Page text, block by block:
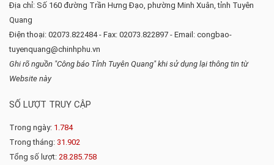
Địa chỉ: Số 160 đường Trần Hưng Đạo, phường Minh Xuân, tỉnh Tuyên
Quang
Điện thoại: 02073.822484 - Fax: 02073.822897 - Email: congbao-
tuyenquang@chinhphu.vn
Ghi rõ nguồn "Công báo Tỉnh Tuyên Quang" khi sử dụng lại thông tin từ
Website này
SỐ LƯỢT TRUY CẬP
Trong ngày: 1.784
Trong tháng: 31.902
Tổng số lượt: 28.285.758